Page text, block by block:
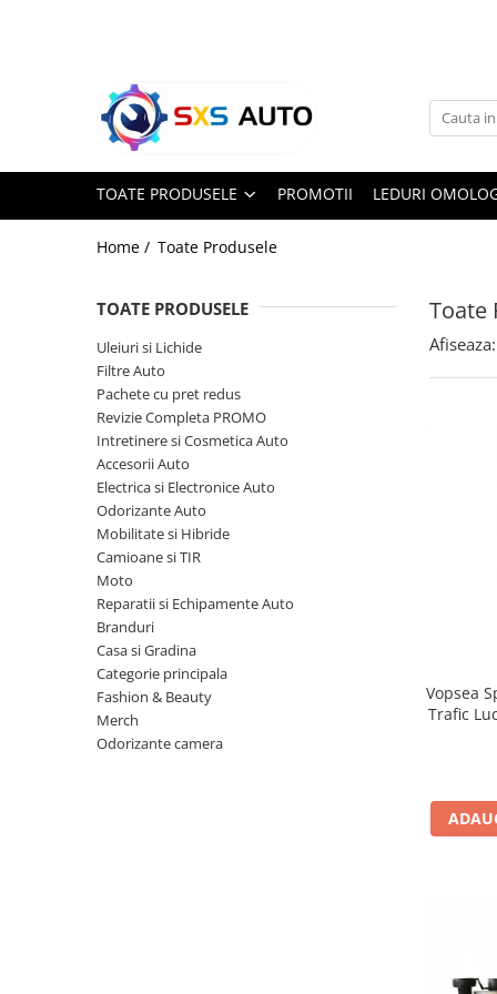
Uleiuri si Lichide
Ulei Motor Original și Aftermarket
- 0W20, 5W30, 5W40 - SXS Auto
Aditivi Auto
Lichid de Frana
TOATE PRODUSELE PROMOTII LEDURI
Home / Toate Produsele
Toate
TOATE PRODUSELE
Uleiuri si Lichide
Filtre Auto
Pachete cu pret redus
Revizie Completa PROMO
Intretinere si Cosmetica Auto
Accesorii Auto
Electrica si Electronice Auto
Odorizante Auto
Mobilitate si Hibride
Camioane si TIR
Moto
Reparatii si Echipamente Auto
Branduri
Casa si Gradina
Categorie principala
Fashion & Beauty
Merch
Odorizante camera
Afiseaza:
Vopsea
Trafic